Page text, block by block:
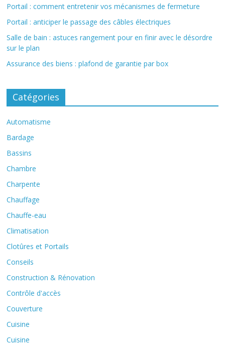
Portail : comment entretenir vos mécanismes de fermeture
Portail : anticiper le passage des câbles électriques
Salle de bain : astuces rangement pour en finir avec le désordre
sur le plan
Assurance des biens : plafond de garantie par box
Catégories
Automatisme
Bardage
Bassins
Chambre
Charpente
Chauffage
Chauffe-eau
Climatisation
Clotûres et Portails
Conseils
Construction & Rénovation
Contrôle d'accès
Couverture
Cuisine
Cuisine